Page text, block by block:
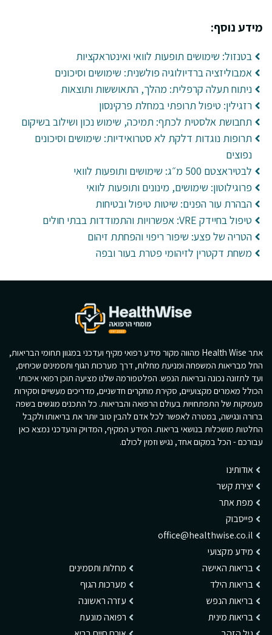
מידע נוסף:
בטנזול: שימושים תופעות לוואי ואינטראקציות
אמבוליזציה ברדיולוגיה פולשנית: שימושים וסיכונים
ניתוח תעלה קרפלית: מהלך, התאוששות ותוצאות
רזגילין: טיפול תרופתי במחלת פרקינסון
תחבושת אלסטית לכתף: תמיכה, שימוש נכון ושילוב בשיקום
תרופות נוגדות דלקת לא סטרואידיות: שימושים וסיכונים
נפוצים
לבטיראצטם 500 מ״ג: שימושים ותופעות לוואי
פרוגילוטון: שימושים, מינונים ותופעות לוואי
הבהרת עור הפנים: שיטות טיפול ובטיחות
טיפול בחיידק VRE: אפשרויות והתמודדות בבתי חולים
הטריה של פצע: שיפור ריפוי והפחתת זיהום
משחת דקטרין לזיהומי פטרת בעור ובפה
אתר Health Wise מהווה מקור מידע רפואי מקיף ועדכני במגוון תחומי הבריאות,
החל מבריאות המשפחה ומניעת מחלות, דרך מערכות הגוף ותסמינים שכיחים,
ועד לתזונה נכונה ובריאות הנפש. הפלטפורמה שלנו מציעה תוכן רפואי איכותי
הכולל מאמרים מקצועיים, סקירת מחקרים חדשניים, מדריכים מעשיים וסקירות
מעמיקות של התפתחויות בעולם הרפואה והבריאות. כל התכנים מוגשים בשפה
ברורה ונגישה, במטרה לאפשר לכל אדם להבין טוב יותר את בריאותו ולקבל
החלטות מושכלות בנושאי בריאות. המידע המקיף, המדויק והעדכני נמצא כאן
עבורכם - הכל במקום אחד, נגיש וזמין לכולם.
אודותינו
יצירת קשר
מפת אתר
פייסבוק
office@healthwise.co.il
מידע מקצועי
בריאות האישה
בריאות הילד
בריאות הנפש
בריאות מינית
מחלות ותסמינים
מערכות הגוף
עזרה ראשונה
רפואה מונעת